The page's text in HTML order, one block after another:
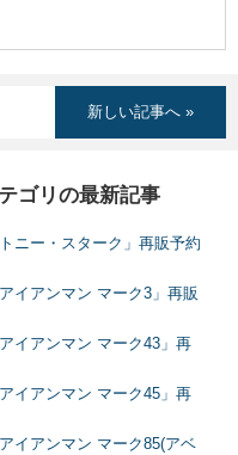
新しい記事へ »
ゴリの最新記事
ニー・スターク」再販予約
イアンマン マーク3」再販
イアンマン マーク43」再
イアンマン マーク45」再
イアンマン マーク85(アベ